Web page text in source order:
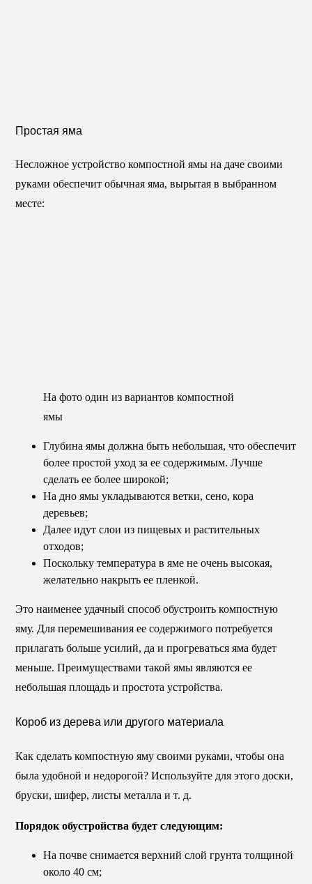
Простая яма
Несложное устройство компостной ямы на даче своими
руками обеспечит обычная яма, вырытая в выбранном
месте:
На фото один из вариантов компостной
ямы
Глубина ямы должна быть небольшая, что обеспечит
более простой уход за ее содержимым. Лучше
сделать ее более широкой;
На дно ямы укладываются ветки, сено, кора
деревьев;
Далее идут слои из пищевых и растительных
отходов;
Поскольку температура в яме не очень высокая,
желательно накрыть ее пленкой.
Это наименее удачный способ обустроить компостную
яму. Для перемешивания ее содержимого потребуется
прилагать больше усилий, да и прогреваться яма будет
меньше. Преимуществами такой ямы являются ее
небольшая площадь и простота устройства.
Короб из дерева или другого материала
Как сделать компостную яму своими руками, чтобы она
была удобной и недорогой? Используйте для этого доски,
бруски, шифер, листы металла и т. д.
Порядок обустройства будет следующим:
На почве снимается верхний слой грунта толщиной
около 40 см;